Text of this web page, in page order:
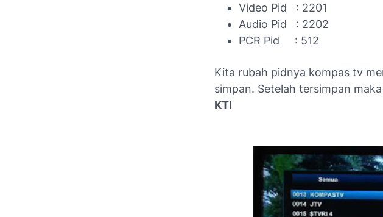
Video Pid : 2201
Audio Pid : 2202
PCR Pid : 512
Kita rubah pidnya kompas tv
simpan. Setelah tersimpan
KTI